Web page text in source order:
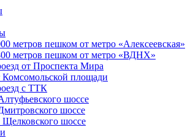
метров пешком от метро «Алексеевская»
метров пешком от метро «ВДНХ»
от Проспекта Мира
Комсомольской площади
с ТТК
шоссе
шоссе
Щелковского шоссе